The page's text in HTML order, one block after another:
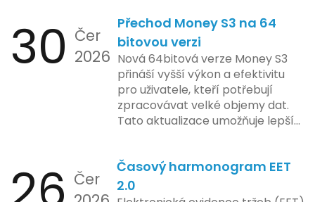
bezpečnost a ochranu spotřebitelů,
regulační orgány různých zemí jsou
na pozoru a sledují vývoj celého
případu velmi bedlivě. Vedení
společnosti zatím neposkytlo
podrobnější informace o
konkrétních záměrech či časové
ose zavedení této technologie.
kontrolovaném prostředí. Uživatelé
mají možnost předem se seznámit s
aktualizacemi, a tím lépe připravit
své systémy na oficiální zavedení
nového systému.
30 Čer
2026
Přechod Money S3 na 64
bitovou verzi
Nová 64bitová verze Money S3
přináší vyšší výkon a efektivitu
pro uživatele, kteří potřebují
zpracovávat velké objemy dat.
Tato aktualizace umožňuje lepší
podniky s náročnými účetními
procesy.
Čer
Časový harmonogram EET
2.0